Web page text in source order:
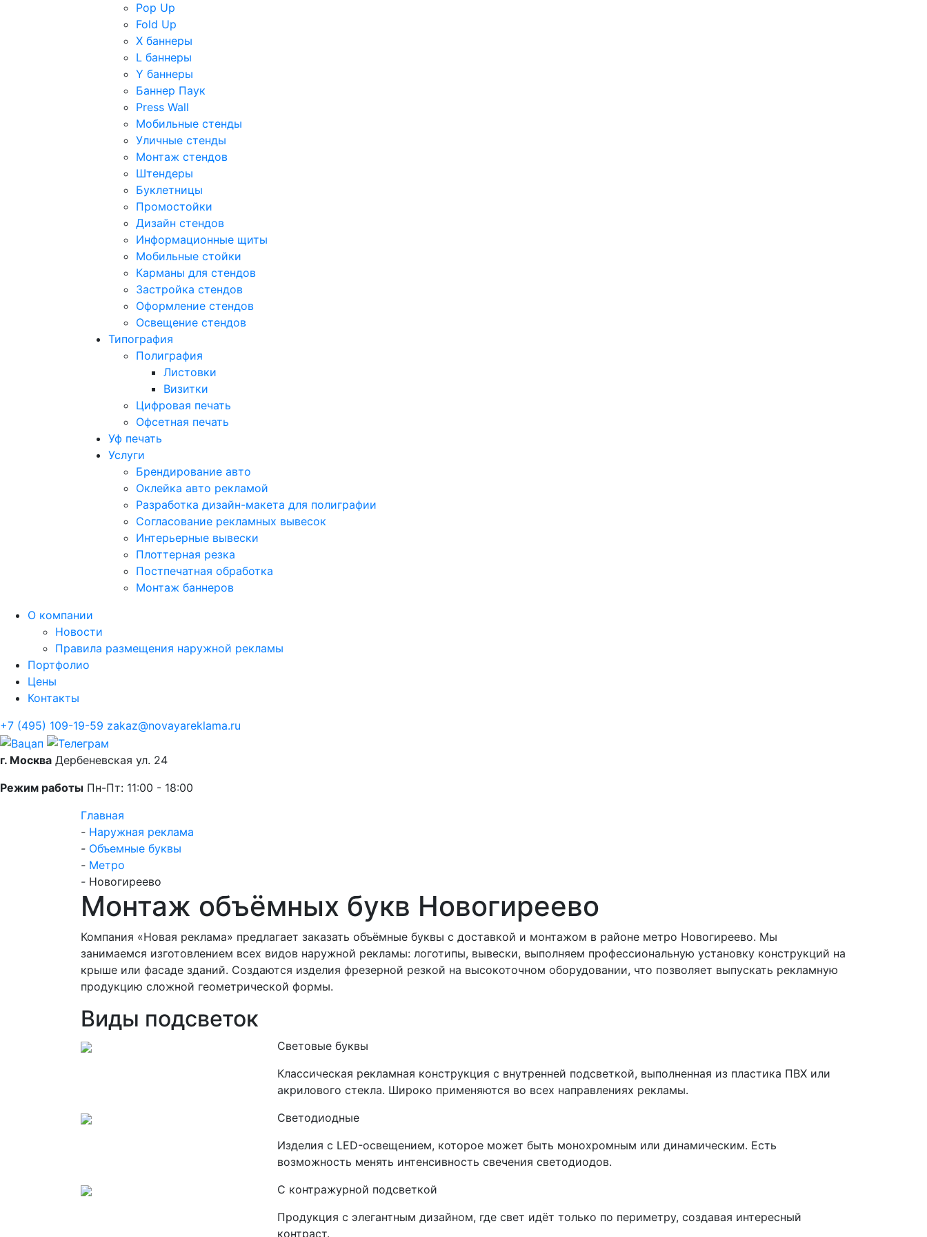
Pop Up
Fold Up
Х баннеры
L баннеры
Y баннеры
Баннер Паук
Press Wall
Мобильные стенды
Уличные стенды
Монтаж стендов
Штендеры
Буклетницы
Промостойки
Дизайн стендов
Информационные щиты
Мобильные стойки
Карманы для стендов
Застройка стендов
Оформление стендов
Освещение стендов
Типография
Полиграфия
Листовки
Визитки
Цифровая печать
Офсетная печать
Уф печать
Услуги
Брендирование авто
Оклейка авто рекламой
Разработка дизайн-макета для полиграфии
Согласование рекламных вывесок
Интерьерные вывески
Плоттерная резка
Постпечатная обработка
Монтаж баннеров
О компании
Новости
Правила размещения наружной рекламы
Портфолио
Цены
Контакты
+7 (495) 109-19-59 zakaz@novayareklama.ru
г. Москва Дербеневская ул. 24
Режим работы Пн-Пт: 11:00 - 18:00
Главная
- Наружная реклама
- Объемные буквы
- Метро
- Новогиреево
Монтаж объёмных букв Новогиреево
Компания «Новая реклама» предлагает заказать объёмные буквы с доставкой и монтажом в районе метро Новогиреево. Мы
занимаемся изготовлением всех видов наружной рекламы: логотипы, вывески, выполняем профессиональную установку конструкций на
крыше или фасаде зданий. Создаются изделия фрезерной резкой на высокоточном оборудовании, что позволяет выпускать рекламную
продукцию сложной геометрической формы.
Виды подсветок
Световые буквы
Классическая рекламная конструкция с внутренней подсветкой, выполненная из пластика ПВХ или
акрилового стекла. Широко применяются во всех направлениях рекламы.
Светодиодные
Изделия с LED-освещением, которое может быть монохромным или динамическим. Есть
возможность менять интенсивность свечения светодиодов.
С контражурной подсветкой
Продукция с элегантным дизайном, где свет идёт только по периметру, создавая интересный
контраст.